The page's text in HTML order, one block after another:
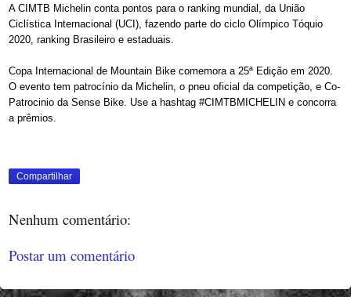
A CIMTB Michelin conta pontos para o ranking mundial, da União
Ciclística Internacional (UCI), fazendo parte do ciclo Olímpico Tóquio
2020, ranking Brasileiro e estaduais.
Copa Internacional de Mountain Bike comemora a 25ª Edição em 2020.
O evento tem patrocínio da Michelin, o pneu oficial da competição, e Co-
Patrocinio da Sense Bike. Use a hashtag #CIMTBMICHELIN e concorra
a prêmios.
Compartilhar
Nenhum comentário:
Postar um comentário